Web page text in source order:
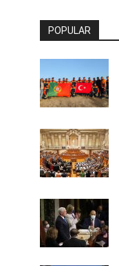
POPULAR